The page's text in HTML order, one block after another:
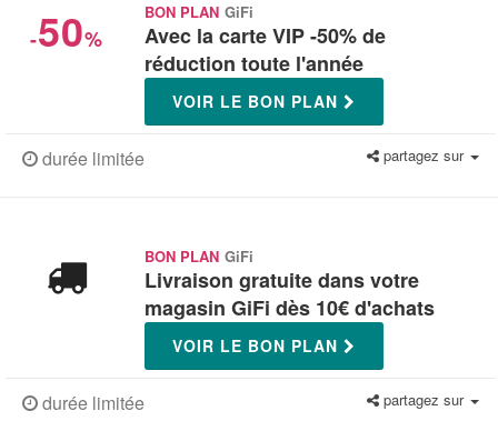
-50%
BON PLAN GiFi
Avec la carte VIP -50% de
réduction toute l'année
VOIR LE BON PLAN
durée limitée partagez sur
BON PLAN GiFi
Livraison gratuite dans votre
magasin GiFi dès 10€ d'achats
VOIR LE BON PLAN
durée limitée partagez sur